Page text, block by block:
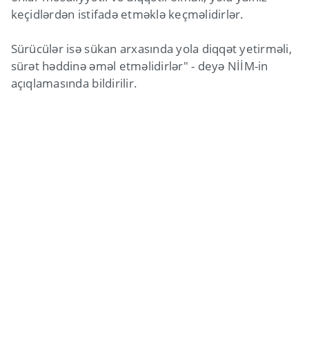
keçidlərdən istifadə etməklə keçməlidirlər.
Sürücülər isə sükan arxasında yola diqqət yetirməli,
sürət həddinə əməl etməlidirlər" - deyə NİİM-in
açıqlamasında bildirilir.